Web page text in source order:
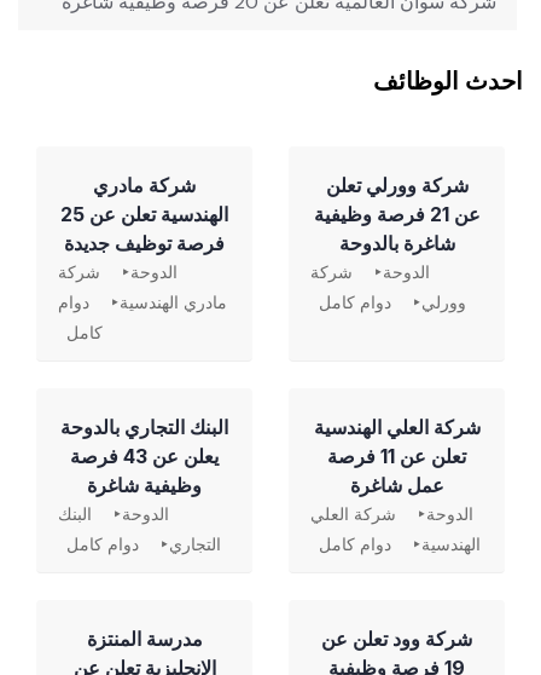
احدث الوظائف
شركة وورلي تعلن
عن 21 فرصة وظيفية
شاغرة بالدوحة
الدوحة
شركة
وورلي
دوام كامل
شركة مادري
الهندسية تعلن عن 25
فرصة توظيف جديدة
الدوحة
شركة
مادري الهندسية
دوام
كامل
شركة العلي الهندسية
تعلن عن 11 فرصة
عمل شاغرة
الدوحة
شركة العلي
الهندسية
دوام كامل
‏البنك التجاري بالدوحة
يعلن عن 43 فرصة
وظيفية شاغرة
الدوحة
البنك
التجاري
دوام كامل
شركة وود تعلن عن
19 فرصة وظيفية
مدرسة المنتزة
الإنجليزية تعلن عن